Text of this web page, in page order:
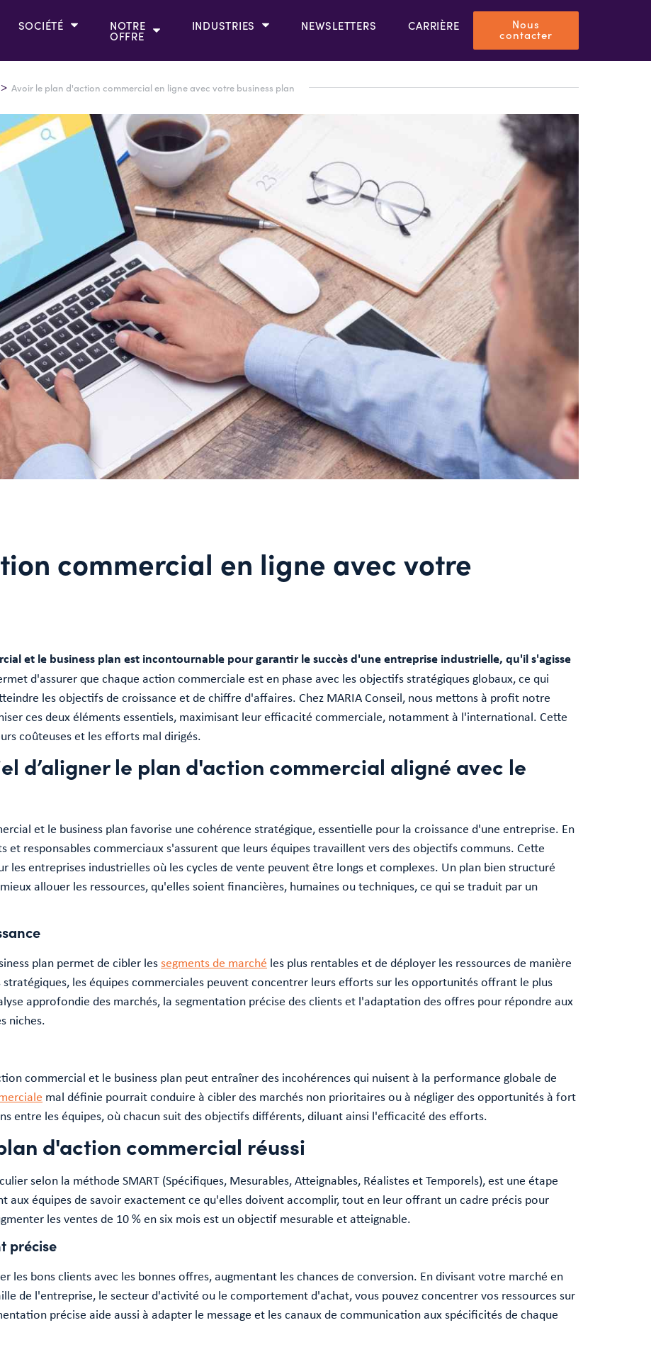
SOCIÉTÉ NOTRE
OFFRE
INDUSTRIES NEWSLETTERS CARRIÈRE Nous
contacter
Avoir le plan d'action commercial en ligne avec votre business plan
commercial en ligne avec votre
et le business plan est incontournable pour garantir le succès d'une entreprise industrielle, qu'il s'agisse
d'assurer que chaque action commerciale est en phase avec les objectifs stratégiques globaux, ce qui
les objectifs de croissance et de chiffre d'affaires. Chez MARIA Conseil, nous mettons à profit notre
ces deux éléments essentiels, maximisant leur efficacité commerciale, notamment à l'international. Cette
coûteuses et les efforts mal dirigés.
d’aligner le plan d'action commercial aligné avec le
et le business plan favorise une cohérence stratégique, essentielle pour la croissance d'une entreprise. En
et responsables commerciaux s'assurent que leurs équipes travaillent vers des objectifs communs. Cette
entreprises industrielles où les cycles de vente peuvent être longs et complexes. Un plan bien structuré
allouer les ressources, qu'elles soient financières, humaines ou techniques, ce qui se traduit par un
plan permet de cibler lessegments de marché les plus rentables et de déployer les ressources de manière
les équipes commerciales peuvent concentrer leurs efforts sur les opportunités offrant le plus
approfondie des marchés, la segmentation précise des clients et l'adaptation des offres pour répondre aux
niches.
commercial et le business plan peut entraîner des incohérences qui nuisent à la performance globale de
mal définie pourrait conduire à cibler des marchés non prioritaires ou à négliger des opportunités à fort
entre les équipes, où chacun suit des objectifs différents, diluant ainsi l'efficacité des efforts.
d'action commercial réussi
selon la méthode SMART (Spécifiques, Mesurables, Atteignables, Réalistes et Temporels), est une étape
équipes de savoir exactement ce qu'elles doivent accomplir, tout en leur offrant un cadre précis pour
les ventes de 10 % en six mois est un objectif mesurable et atteignable.
précise
les bons clients avec les bonnes offres, augmentant les chances de conversion. En divisant votre marché en
de l'entreprise, le secteur d'activité ou le comportement d'achat, vous pouvez concentrer vos ressources sur
précise aide aussi à adapter le message et les canaux de communication aux spécificités de chaque